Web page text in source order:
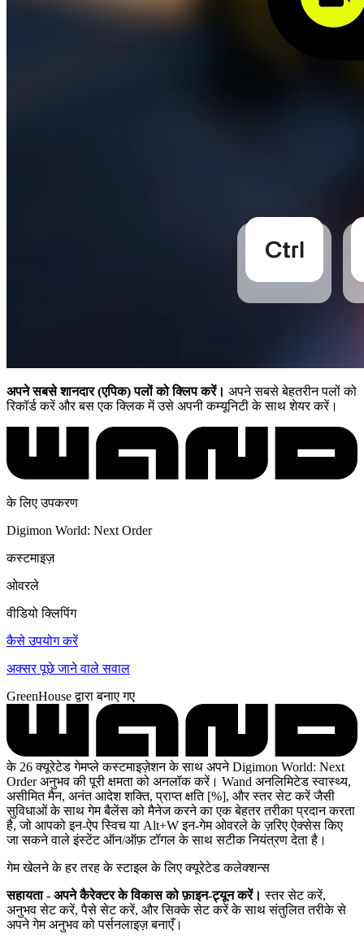
अपने सबसे शानदार (एपिक) पलों को क्लिप करें। अपने सबसे बेहतरीन पलों को
रिकॉर्ड करें और बस एक क्लिक में उसे अपनी कम्यूनिटी के साथ शेयर करें।
के लिए उपकरण
Digimon World: Next Order
कस्टमाइज़
ओवरले
वीडियो क्लिपिंग
कैसे उपयोग करें
अक्सर पूछे जाने वाले सवाल
GreenHouse द्वारा बनाए गए
के 26 क्यूरेटेड गेमप्ले कस्टमाइज़ेशन के साथ अपने Digimon World: Next
Order अनुभव की पूरी क्षमता को अनलॉक करें। Wand अनलिमिटेड स्वास्थ्य,
असीमित मैन, अनंत आदेश शक्ति, प्राप्त क्षति [%], और स्तर सेट करें जैसी
सुविधाओं के साथ गेम बैलेंस को मैनेज करने का एक बेहतर तरीका प्रदान करता
है, जो आपको इन-ऐप स्विच या Alt+W इन-गेम ओवरले के ज़रिए ऐक्सेस किए
जा सकने वाले इंस्टेंट ऑन/ऑफ़ टॉगल के साथ सटीक नियंत्रण देता है।
गेम खेलने के हर तरह के स्टाइल के लिए क्यूरेटेड कलेक्शन्स
सहायता - अपने कैरेक्टर के विकास को फ़ाइन-ट्यून करें। स्तर सेट करें,
अनुभव सेट करें, पैसे सेट करें, और सिक्के सेट करें के साथ संतुलित तरीके से
अपने गेम अनुभव को पर्सनलाइज़ बनाएँ।